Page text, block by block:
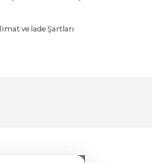
ve İade Şartları